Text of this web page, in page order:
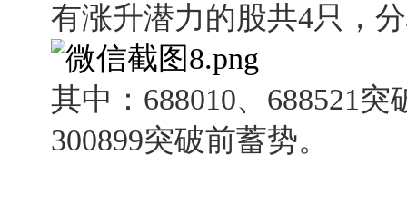
有涨升潜力的股共4只，
其中：688010、688521
300899突破前蓄势。